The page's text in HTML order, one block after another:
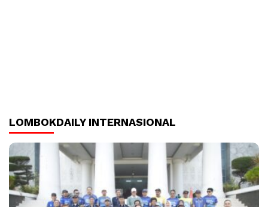
LOMBOKDAILY INTERNASIONAL